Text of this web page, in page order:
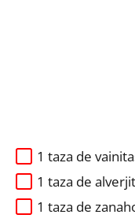
1 taza de
1 taza de
1 taza de